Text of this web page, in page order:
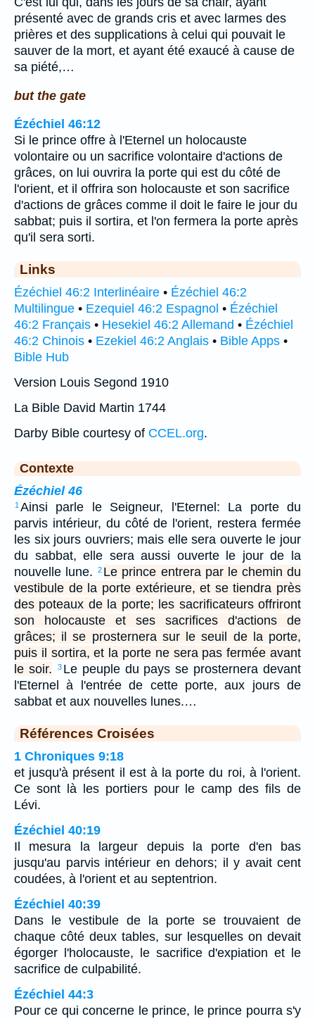
présenté avec de grands cris et avec larmes des
prières et des supplications à celui qui pouvait le
sauver de la mort, et ayant été exaucé à cause de
sa piété,…
but the gate
Ézéchiel 46:12
Si le prince offre à l'Eternel un holocauste
volontaire ou un sacrifice volontaire d'actions de
grâces, on lui ouvrira la porte qui est du côté de
l'orient, et il offrira son holocauste et son sacrifice
d'actions de grâces comme il doit le faire le jour du
sabbat; puis il sortira, et l'on fermera la porte après
qu'il sera sorti.
Links
Ézéchiel 46:2 Interlinéaire • Ézéchiel 46:2
Multilingue • Ezequiel 46:2 Espagnol • Ézéchiel
46:2 Français • Hesekiel 46:2 Allemand • Ézéchiel
46:2 Chinois • Ezekiel 46:2 Anglais • Bible Apps •
Bible Hub
Version Louis Segond 1910
La Bible David Martin 1744
Darby Bible courtesy of CCEL.org.
Contexte
Ézéchiel 46
1 Ainsi parle le Seigneur, l'Eternel: La porte du
parvis intérieur, du côté de l'orient, restera fermée
les six jours ouvriers; mais elle sera ouverte le jour
du sabbat, elle sera aussi ouverte le jour de la
nouvelle lune.
2 Le prince entrera par le chemin du
vestibule de la porte extérieure, et se tiendra près
des poteaux de la porte; les sacrificateurs offriront
son holocauste et ses sacrifices d'actions de
grâces; il se prosternera sur le seuil de la porte,
puis il sortira, et la porte ne sera pas fermée avant
le soir.
3 Le peuple du pays se prosternera devant
l'Eternel à l'entrée de cette porte, aux jours de
sabbat et aux nouvelles lunes.…
Références Croisées
1 Chroniques 9:18
et jusqu'à présent il est à la porte du roi, à l'orient.
Ce sont là les portiers pour le camp des fils de
Lévi.
Ézéchiel 40:19
Il mesura la largeur depuis la porte d'en bas
jusqu'au parvis intérieur en dehors; il y avait cent
coudées, à l'orient et au septentrion.
Ézéchiel 40:39
Dans le vestibule de la porte se trouvaient de
chaque côté deux tables, sur lesquelles on devait
égorger l'holocauste, le sacrifice d'expiation et le
sacrifice de culpabilité.
Ézéchiel 44:3
Pour ce qui concerne le prince, le prince pourra s'y